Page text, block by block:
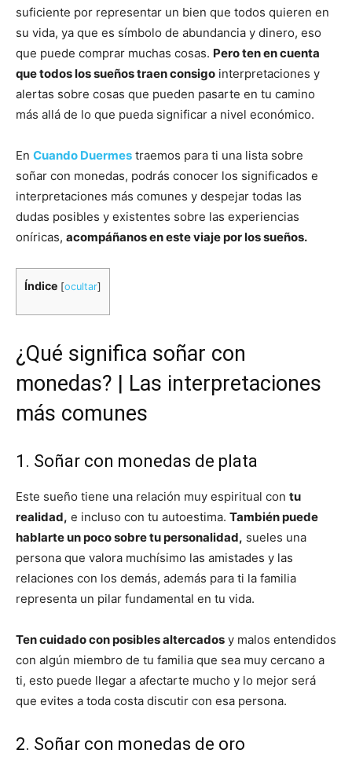
suficiente por representar un bien que todos quieren en
su vida, ya que es símbolo de abundancia y dinero, eso
que puede comprar muchas cosas. Pero ten en cuenta
que todos los sueños traen consigo interpretaciones y
alertas sobre cosas que pueden pasarte en tu camino
más allá de lo que pueda significar a nivel económico.
En Cuando Duermes traemos para ti una lista sobre
soñar con monedas, podrás conocer los significados e
interpretaciones más comunes y despejar todas las
dudas posibles y existentes sobre las experiencias
oníricas, acompáñanos en este viaje por los sueños.
Índice [ocultar]
¿Qué significa soñar con
monedas? | Las interpretaciones
más comunes
1. Soñar con monedas de plata
Este sueño tiene una relación muy espiritual con tu
realidad, e incluso con tu autoestima. También puede
hablarte un poco sobre tu personalidad, sueles una
persona que valora muchísimo las amistades y las
relaciones con los demás, además para ti la familia
representa un pilar fundamental en tu vida.
Ten cuidado con posibles altercados y malos entendidos
con algún miembro de tu familia que sea muy cercano a
ti, esto puede llegar a afectarte mucho y lo mejor será
que evites a toda costa discutir con esa persona.
2. Soñar con monedas de oro